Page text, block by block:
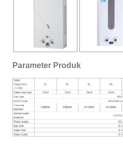
Parameter Produk